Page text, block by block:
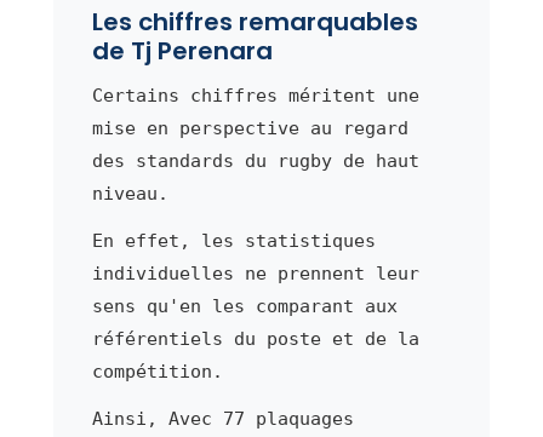
Les chiffres remarquables
de Tj Perenara
Certains chiffres méritent une
mise en perspective au regard
des standards du rugby de haut
niveau.
En effet, les statistiques
individuelles ne prennent leur
sens qu'en les comparant aux
référentiels du poste et de la
compétition.
Ainsi, Avec 77 plaquages